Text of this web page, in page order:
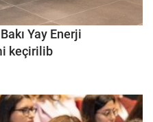
Yay Enerji
keçirilib